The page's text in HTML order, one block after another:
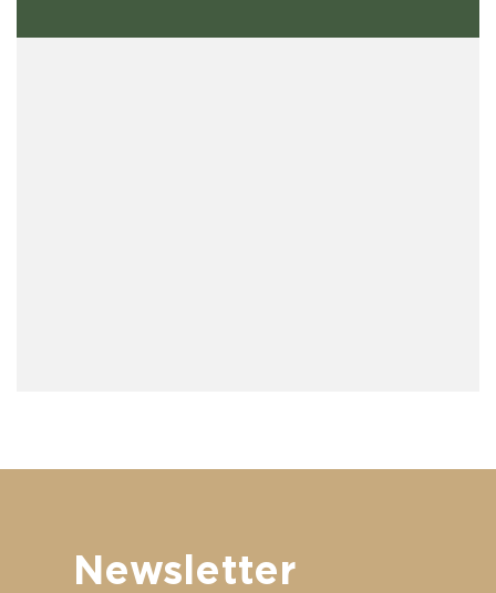
Newsletter